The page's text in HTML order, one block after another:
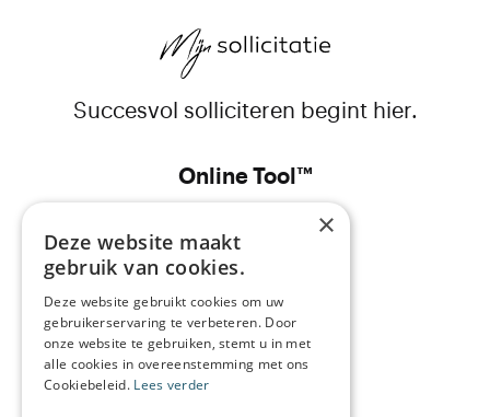
Succesvol solliciteren begint hier.
Online Tool™
Sollicitatiebrief
Prijs
Bedrijfsgegevens
Over ons
×
Deze website maakt
gebruik van cookies.
Deze website gebruikt cookies om uw
gebruikerservaring te verbeteren. Door
onze website te gebruiken, stemt u in met
alle cookies in overeenstemming met ons
Cookiebeleid. Lees verder